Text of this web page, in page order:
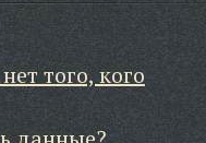
того, кого